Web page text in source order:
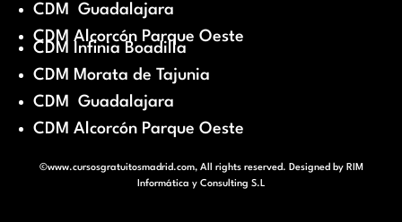
CDM Guadalajara
CDM Alcorcón Parque Oeste
CDM Infinia Boadilla
CDM Morata de Tajunia
CDM Guadalajara
CDM Alcorcón Parque Oeste
©www.cursosgratuitosmadrid.com, All rights reserved. Designed by RIM
Informática y Consulting S.L